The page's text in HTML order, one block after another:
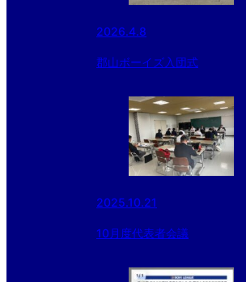
2026.4.8
郡山ボーイズ入団式
2025.10.21
10月度代表者会議